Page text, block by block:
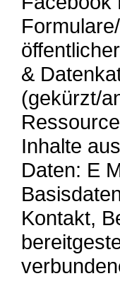
&
(gekürzt/
Inhalte
Daten: E
Kontakt,